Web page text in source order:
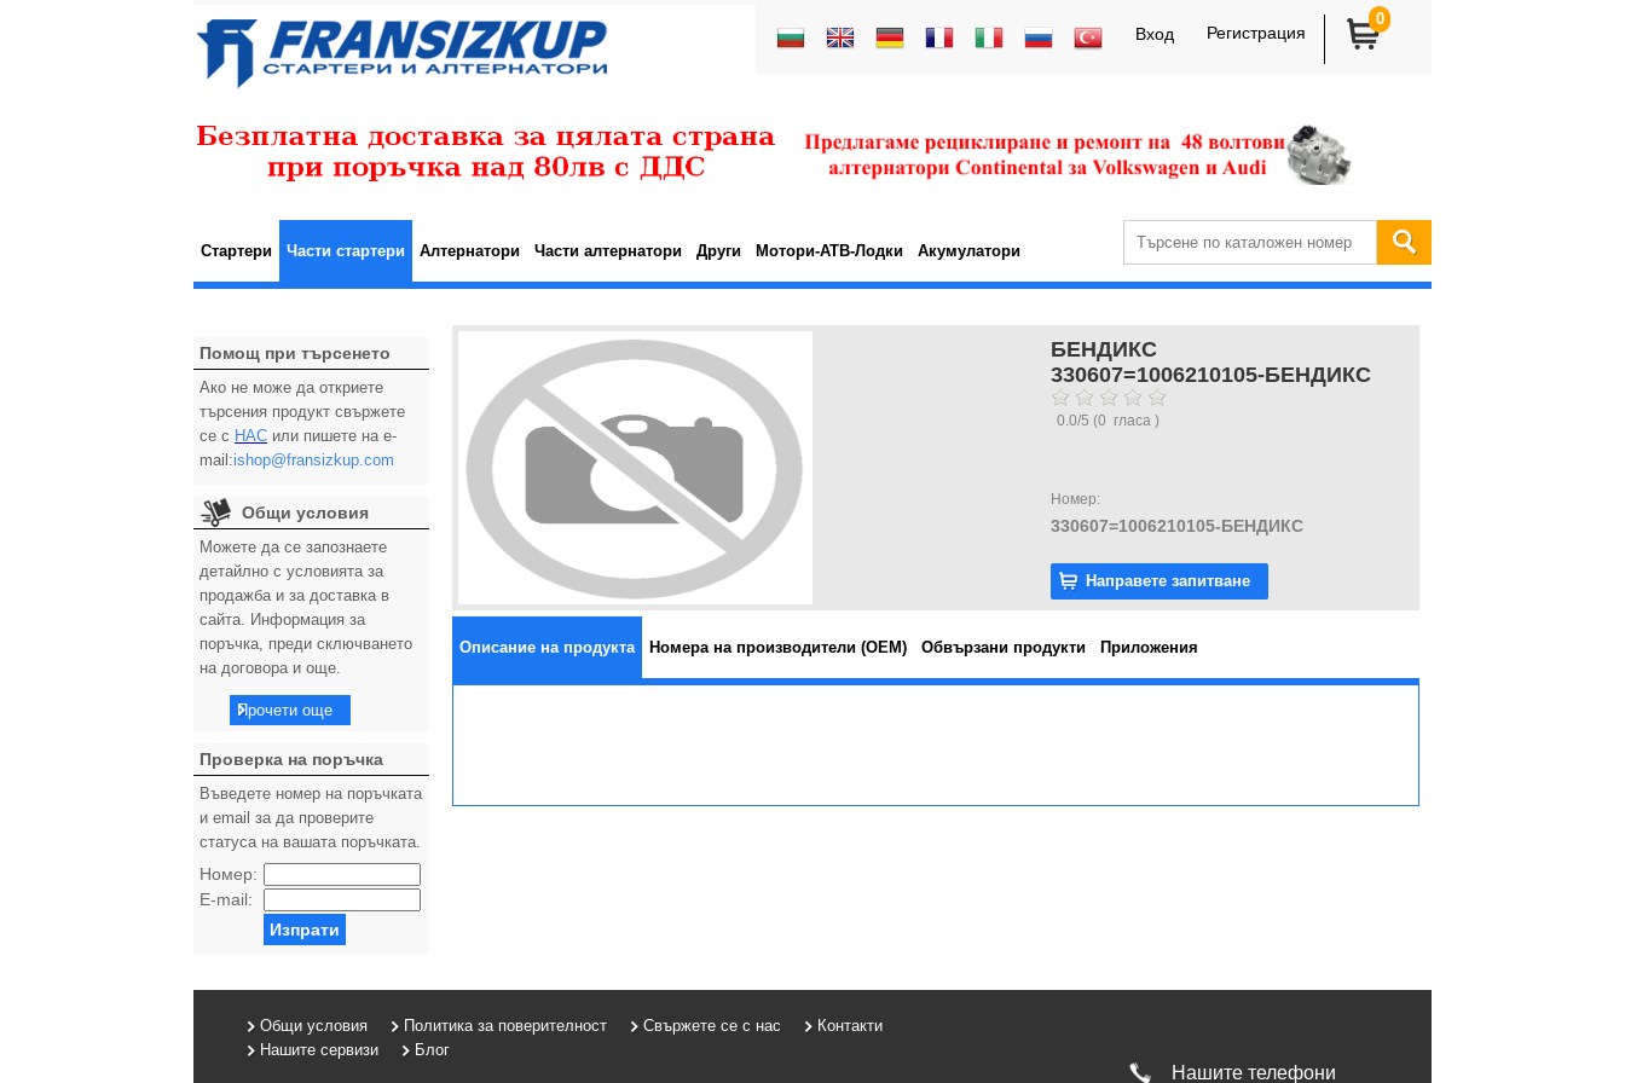
Вход Регистрация
0
Стартери Части стартери Алтернатори Части алтернатори Други Мотори-АТВ-Лодки Акумулатори
Помощ при търсенето
Ако не може да откриете
търсения продукт свържете
се с НАС или пишете на e-
mail:ishop@fransizkup.com
Общи условия
Можете да се запознаете
детайлно с условията за
продажба и за доставка в
сайта. Информация за
поръчка, преди сключването
на договора и още.
Прочети още
Проверка на поръчка
Въведете номер на поръчката
и email за да проверите
статуса на вашата поръчката.
Номер:
E-mail:
Изпрати
БЕНДИКС
330607=1006210105-БЕНДИКС
0.0/5 (0 гласа )
Номер:
330607=1006210105-БЕНДИКС
Направете запитване
Описание на продукта Номера на производители (OEM) Обвързани продукти Приложения
Общи условия Политика за поверителност Свържете се с нас
Контакти
Нашите сервизи
Блог
Нашите телефони